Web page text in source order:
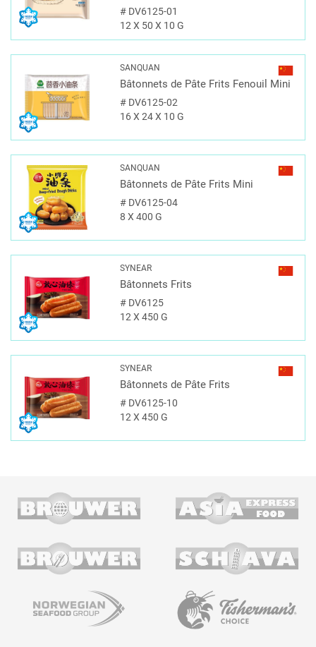
#DV6125-01
12 X 50 X 10 G
SANQUAN
Bâtonnets de Pâte Frits Fenouil Mini
#DV6125-02
16 X 24 X 10 G
SANQUAN
Bâtonnets de Pâte Frits Mini
#DV6125-04
8 X 400 G
SYNEAR
Bâtonnets Frits
#DV6125
12 X 450 G
SYNEAR
Bâtonnets de Pâte Frits
#DV6125-10
12 X 450 G